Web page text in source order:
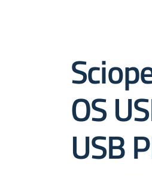
OS
USB